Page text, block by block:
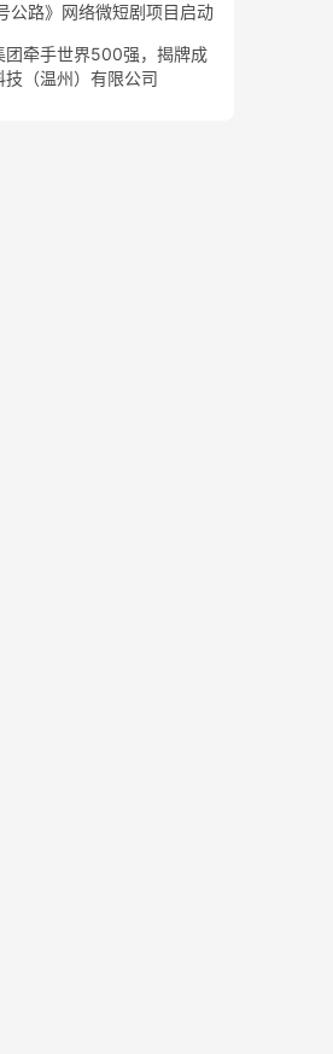
公路》网络微短剧项目启动
团牵手世界500强，揭牌成
技（温州）有限公司